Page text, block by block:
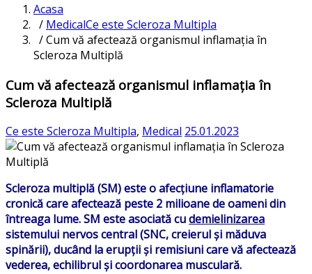
Acasa
/ MedicalCe este Scleroza Multipla
/ Cum vă afectează organismul inflamația în
Scleroza Multiplă
Cum vă afectează organismul inflamația în
Scleroza Multiplă
Ce este Scleroza Multipla, Medical 25.01.2023
Scleroza multiplă (SM) este o afecțiune inflamatorie
cronică care afectează peste 2 milioane de oameni din
întreaga lume. SM este asociată cudemielinizarea
sistemului nervos central (SNC, creierul și măduva
spinării), ducând la erupții și remisiuni care vă afectează
vederea, echilibrul și coordonarea musculară.